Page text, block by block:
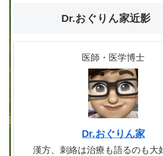
Dr.おぐりん家近影
医師・医学博士
Dr.おぐりん家
漢方、刺絡は治療も語るのも大